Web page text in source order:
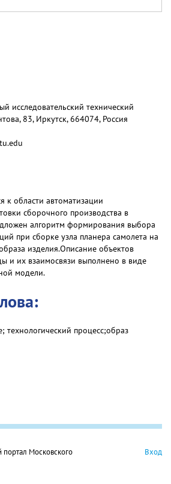
исследовательский технический
83, Иркутск, 664074, Россия
к области автоматизации
сборочного производства в
алгоритм формирования выбора
при сборке узла планера самолета на
изделия.Описание объектов
и их взаимосвязи выполнено в виде
модели.
технологический процесс;образ
Московского
Вход